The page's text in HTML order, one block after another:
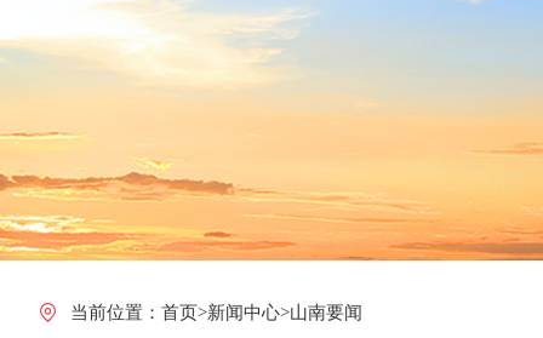
当前位置： 首页>新闻中心>山南要闻